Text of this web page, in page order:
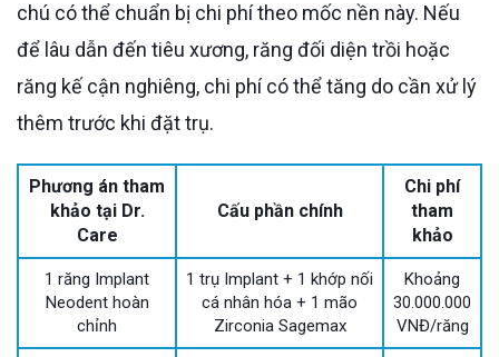
chú có thể chuẩn bị chi phí theo mốc nền này. Nếu
để lâu dẫn đến tiêu xương, răng đối diện trồi hoặc
răng kế cận nghiêng, chi phí có thể tăng do cần xử lý
thêm trước khi đặt trụ.
Phương án tham
khảo tại Dr.
Care
Cấu phần chính
Chi phí
tham
khảo
1 răng Implant
Neodent hoàn
chỉnh
1 trụ Implant + 1 khớp nối
cá nhân hóa + 1 mão
Zirconia Sagemax
Khoảng
30.000.000
VNĐ/răng